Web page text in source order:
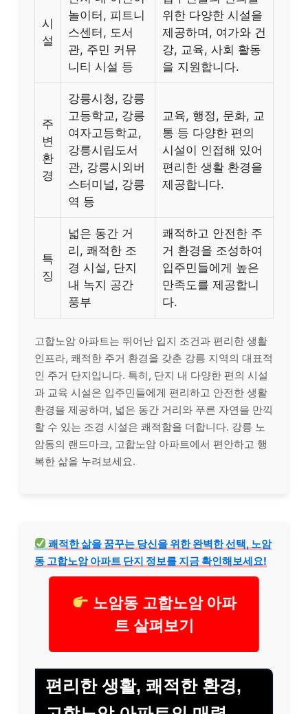
시
설
놀이터, 피트니
스센터, 도서
관, 주민 커뮤
니티 시설 등
위한 다양한 시설을
제공하며, 여가와 건
강, 교육, 사회 활동
을 지원합니다.
주
변
환
경
강릉시청, 강릉
고등학교, 강릉
여자고등학교,
강릉시립도서
관, 강릉시외버
스터미널, 강릉
역 등
교육, 행정, 문화, 교
통 등 다양한 편의
시설이 인접해 있어
편리한 생활 환경을
제공합니다.
특
징
넓은 동간 거
리, 쾌적한 조
경 시설, 단지
내 녹지 공간
풍부
쾌적하고 안전한 주
거 환경을 조성하여
입주민들에게 높은
만족도를 제공합니
다.
고합노암 아파트는 뛰어난 입지 조건과 편리한 생활
인프라, 쾌적한 주거 환경을 갖춘 강릉 지역의 대표적
인 주거 단지입니다. 특히, 단지 내 다양한 편의 시설
과 교육 시설은 입주민들에게 편리하고 안전한 생활
환경을 제공하며, 넓은 동간 거리와 푸른 자연을 만끽
할 수 있는 조경 시설은 쾌적함을 더합니다. 강릉 노
암동의 랜드마크, 고합노암 아파트에서 편안하고 행
복한 삶을 누려보세요.
쾌적한 삶을 꿈꾸는 당신을 위한 완벽한 선택, 노암
동 고합노암 아파트 단지 정보를 지금 확인해보세요!
노암동 고합노암 아파
트 살펴보기
편리한 생활, 쾌적한 환경,